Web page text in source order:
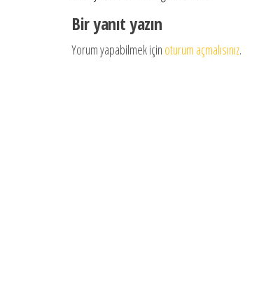
Bir yanıt yazın
Yorum yapabilmek için oturum açmalısınız.